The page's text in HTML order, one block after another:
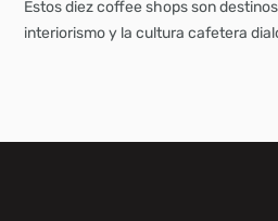
Estos diez coffee shops son
interiorismo y la cultura cafetera